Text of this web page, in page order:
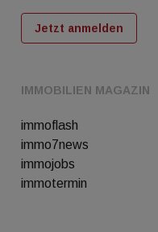
IMMOBILIEN MAGAZIN
immoflash
immo7news
immojobs
immotermin
Jetzt anmelden